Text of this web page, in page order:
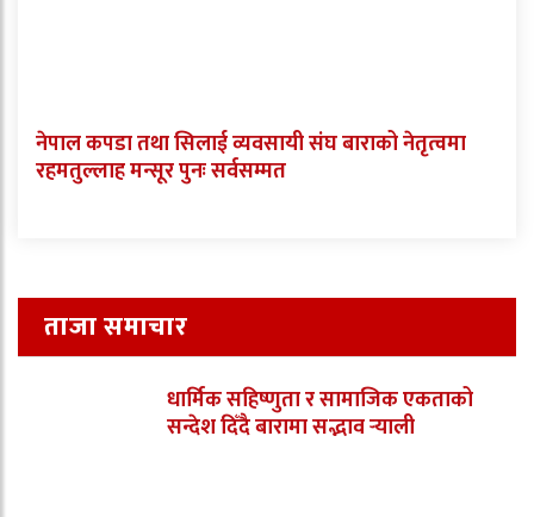
नेपाल कपडा तथा सिलाई व्यवसायी संघ बाराको नेतृत्वमा
रहमतुल्लाह मन्सूर पुनः सर्वसम्मत
ताजा समाचार
धार्मिक सहिष्णुता र सामाजिक एकताको
सन्देश दिँदै बारामा सद्भाव र्‍याली